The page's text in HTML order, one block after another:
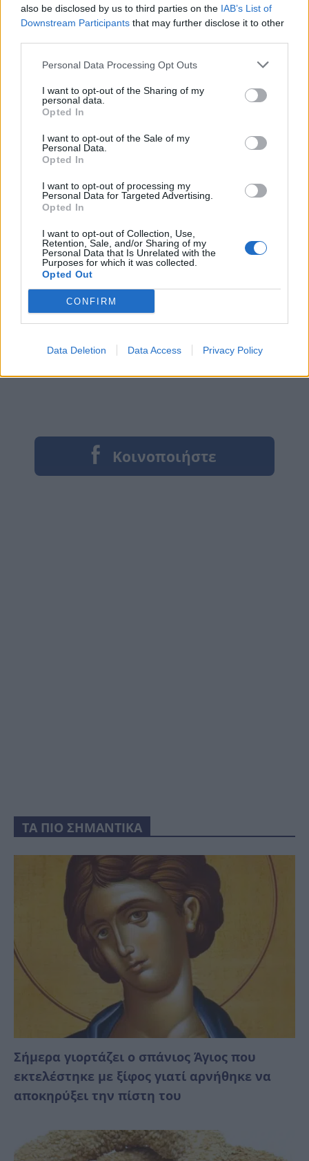
also be disclosed by us to third parties on the IAB’s List of
Downstream Participants that may further disclose it to other
Personal Data Processing Opt Outs
I want to opt-out of the Sharing of my
personal data.
Opted In
I want to opt-out of the Sale of my
Personal Data.
Opted In
I want to opt-out of processing my
Personal Data for Targeted Advertising.
Opted In
I want to opt-out of Collection, Use,
Retention, Sale, and/or Sharing of my
Personal Data that Is Unrelated with the
Purposes for which it was collected.
Opted Out
CONFIRM
Data Deletion Data Access Privacy Policy
ΤΑ ΠΙΟ ΣΗΜΑΝΤΙΚΑ
Σήμερα γιορτάζει ο σπάνιος Άγιος που
εκτελέστηκε με ξίφος γιατί αρνήθηκε να
αποκηρύξει την πίστη του